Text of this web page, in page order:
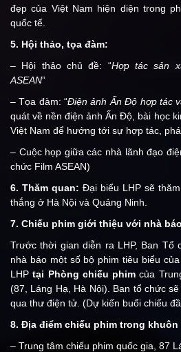
đẹp của Việt Nam hiện diện trong
quốc tế.
5. Hội thảo, tọa đàm:
– Hội thảo chủ đề: “Hợp tác sản
ASEAN”
– Tọa đàm: “Điện ảnh Ấn Độ hợp tác
quát về nền điện ảnh Ấn Độ, bài học
Việt Nam để hướng tới sự hợp tác,
– Cuộc họp giữa các nhà lãnh đạo
chức Film ASEAN)
6. Thăm quan: Đại biểu LHP sẽ
thắng ở Hà Nội và Quảng Ninh.
7. Chiếu phim giới thiệu với nhà
Trước thời gian diễn ra LHP, Ban Tổ
nhà báo một số bộ phim tiêu biểu
LHP tại Phòng chiếu phimcủa
(87, Láng Hạ, Hà Nội). Ban tổ chức
qua thư điện tử. (Dự kiến buổi chiếu
8. Địa điểm chiếu phim trong
– Trung tâm chiếu phim quốc gia, 87